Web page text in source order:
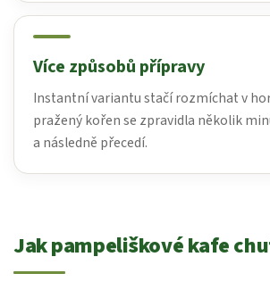
Více způsobů přípravy
Instantní variantu stačí rozmíchat v
pražený kořen se zpravidla několik
a následně přecedí.
Jak pampeliškové kafe